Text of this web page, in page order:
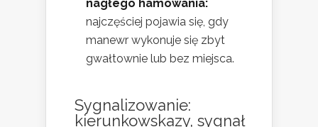
nagłego hamowania:
najczęściej pojawia się, gdy
manewr wykonuje się zbyt
gwałtownie lub bez miejsca.
Sygnalizowanie:
kierunkowskazy, sygnał